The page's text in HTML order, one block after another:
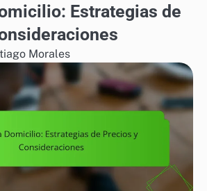
Estrategias de
Morales